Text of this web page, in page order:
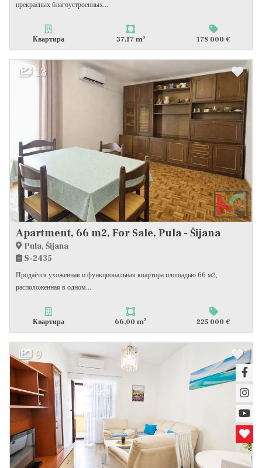
прекрасных благоустроенных...
Квартира 37,17 m2 178 000 €
13
Apartment, 66 m2, For Sale, Pula - Šijana
Pula, Šijana
S-2435
Продаётся ухоженная и функциональная квартира площадью 66 м2,
расположенная в одном...
Квартира 66,00 m2 225 000 €
9